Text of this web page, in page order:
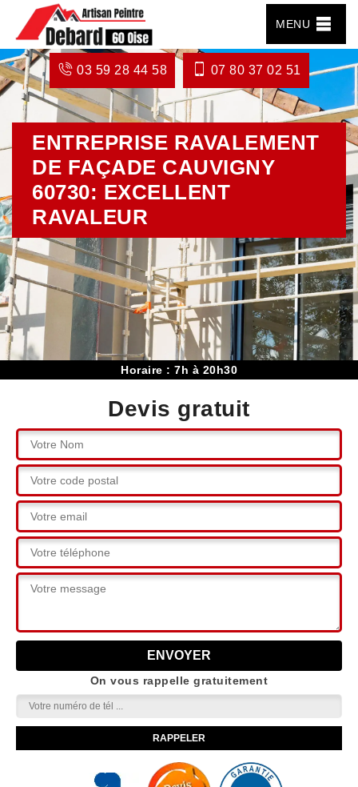
MENU
03 59 28 44 58 07 80 37 02 51
ENTREPRISE RAVALEMENT
DE FAÇADE CAUVIGNY
60730: EXCELLENT
RAVALEUR
Horaire : 7h à 20h30
Devis gratuit
On vous rappelle gratuitement